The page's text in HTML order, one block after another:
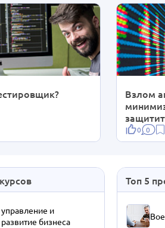
Взлом
0 0
и
бизнеса
Топ 5